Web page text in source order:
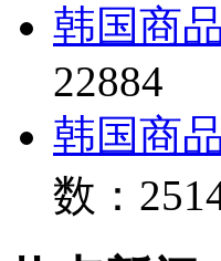
韩国商
22884
韩国商
数：